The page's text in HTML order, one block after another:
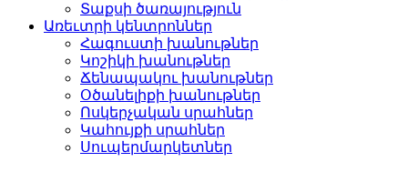
Տաքսի ծառայություն­
Առեւտրի կենտրոններ
Հագուստի խանութներ
Կոշիկի խանութներ­
Ճենապակու խանութներ­
Օծանելիքի խանութներ­
Ոսկերչական սրահներ­
Կահույքի սրահներ­
Սուպերմարկետներ­